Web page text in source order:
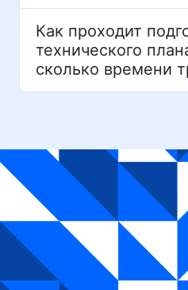
Как проходит
технического
сколько времени